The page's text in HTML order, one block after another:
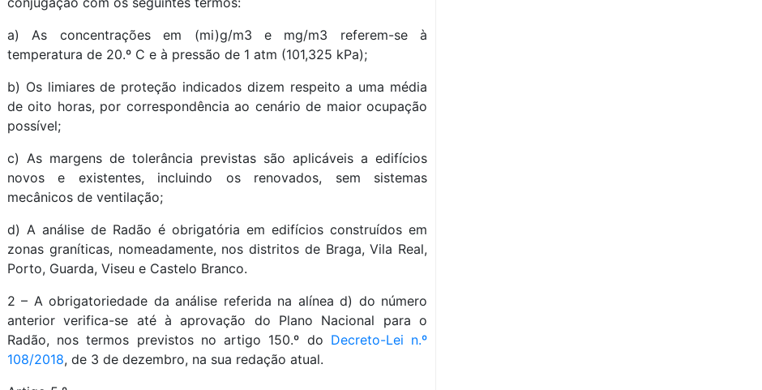
a) As concentrações em (mi)g/m3 e mg/m3 referem-se à
temperatura de 20.º C e à pressão de 1 atm (101,325 kPa);
b) Os limiares de proteção indicados dizem respeito a uma média
de oito horas, por correspondência ao cenário de maior ocupação
possível;
c) As margens de tolerância previstas são aplicáveis a edifícios
novos e existentes, incluindo os renovados, sem sistemas
mecânicos de ventilação;
d) A análise de Radão é obrigatória em edifícios construídos em
zonas graníticas, nomeadamente, nos distritos de Braga, Vila Real,
Porto, Guarda, Viseu e Castelo Branco.
2 – A obrigatoriedade da análise referida na alínea d) do número
anterior verifica-se até à aprovação do Plano Nacional para o
Radão, nos termos previstos no artigo 150.º do Decreto-Lei n.º
108/2018, de 3 de dezembro, na sua redação atual.